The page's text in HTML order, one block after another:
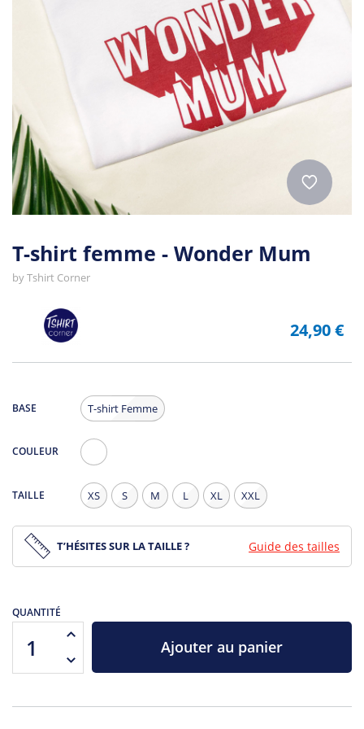
T-shirt femme - Wonder Mum
byTshirt Corner
24,90 €
BASE T-shirt Femme
COULEUR
TAILLE XS S M L XL XXL
T’HÉSITES SUR LA TAILLE ? Guide des tailles
QUANTITÉ
Ajouter au panier